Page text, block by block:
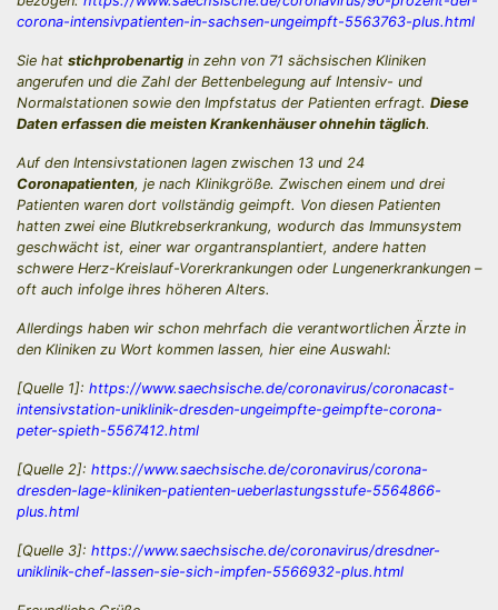
corona-intensivpatienten-in-sachsen-ungeimpft-5563763-plus.html
Sie hat stichprobenartig in zehn von 71 sächsischen Kliniken
angerufen und die Zahl der Bettenbelegung auf Intensiv- und
Normalstationen sowie den Impfstatus der Patienten erfragt. Diese
Daten erfassen die meisten Krankenhäuser ohnehin täglich.
Auf den Intensivstationen lagen zwischen 13 und 24
Coronapatienten, je nach Klinikgröße. Zwischen einem und drei
Patienten waren dort vollständig geimpft. Von diesen Patienten
hatten zwei eine Blutkrebserkrankung, wodurch das Immunsystem
geschwächt ist, einer war organtransplantiert, andere hatten
schwere Herz-Kreislauf-Vorerkrankungen oder Lungenerkrankungen –
oft auch infolge ihres höheren Alters.
Allerdings haben wir schon mehrfach die verantwortlichen Ärzte in
den Kliniken zu Wort kommen lassen, hier eine Auswahl:
[Quelle 1]: https://www.saechsische.de/coronavirus/coronacast-
intensivstation-uniklinik-dresden-ungeimpfte-geimpfte-corona-
peter-spieth-5567412.html
[Quelle 2]: https://www.saechsische.de/coronavirus/corona-
dresden-lage-kliniken-patienten-ueberlastungsstufe-5564866-
plus.html
[Quelle 3]: https://www.saechsische.de/coronavirus/dresdner-
uniklinik-chef-lassen-sie-sich-impfen-5566932-plus.html